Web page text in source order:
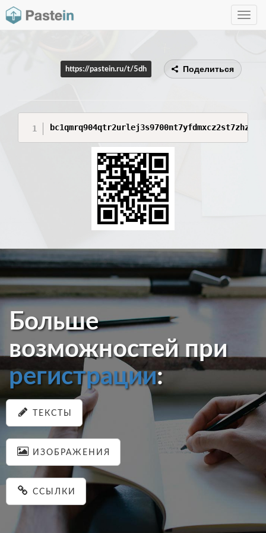
Toggle
https://pastein.ru/t/5dh Поделиться
bc1qmrq904qtr2urlej3s9700nt7yfdmxcz2st7zhz
Больше
возможностей при
регистрации:
ТЕКСТЫ
ИЗОБРАЖЕНИЯ
ССЫЛКИ